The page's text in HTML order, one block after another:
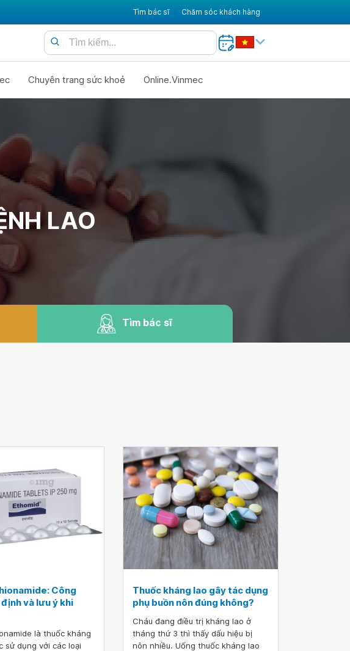
Tìm bác sĩ Chăm sóc khách hàng
Chuyên trang sức khoẻ Online.Vinmec
LAO
Tìm bác sĩ
Công
và lưu ý khi
là thuốc kháng
sử dụng với các loại
Thuốc kháng lao gây tác dụng
phụ buồn nôn đúng không?
Cháu đang điều trị kháng lao ở
tháng thứ 3 thì thấy dấu hiệu bị
nôn nhiều. Uống thuốc kháng lao